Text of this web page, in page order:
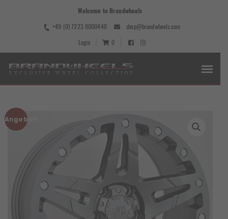
Welcome to Brandwheels
+49 (0) 7223 8000448
shop@brandwheels.com
Login
0
Angebot!